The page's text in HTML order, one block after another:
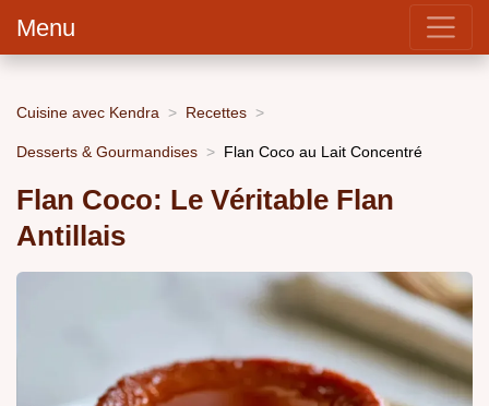
Menu
Cuisine avec Kendra Recettes
Desserts & Gourmandises Flan Coco au Lait Concentré
Flan Coco: Le Véritable Flan
Antillais